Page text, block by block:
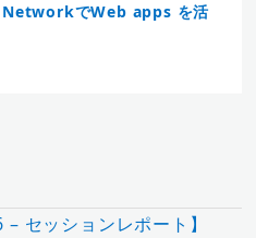
でWeb apps を活
セッションレポート】